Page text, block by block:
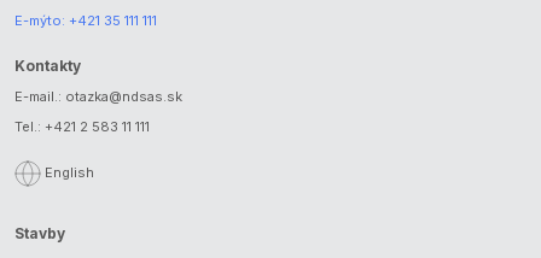
E-mýto: +421 35 111 111
Kontakty
E-mail.: otazka@ndsas.sk
Tel.: +421 2 583 11 111
English
Stavby